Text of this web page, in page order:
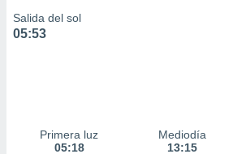
Salida del sol
05:53
Primera luz
05:18
Mediodía
13:15